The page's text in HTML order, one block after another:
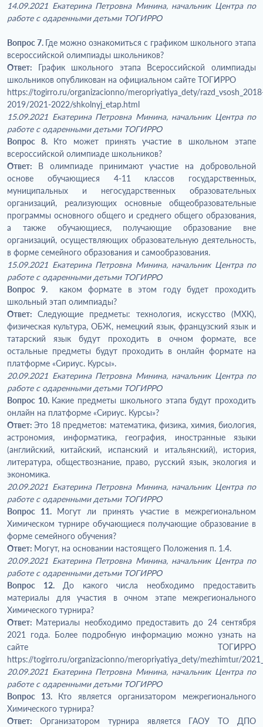
14.09.2021 Екатерина Петровна Минина, начальник Центра по
работе с одаренными детьми ТОГИРРО
Вопрос 7. Где можно ознакомиться с графиком школьного этапа
всероссийской олимпиады школьников?
Ответ: График школьного этапа Всероссийской олимпиады
школьников опубликован на официальном сайте ТОГИРРО
https://togirro.ru/organizacionno/meropriyatiya_dety/
2019/2021-2022/shkolnyj_etap.html
15.09.2021 Екатерина Петровна Минина, начальник Центра по
работе с одаренными детьми ТОГИРРО
Вопрос 8. Кто может принять участие в школьном этапе
всероссийской олимпиаде школьников?
Ответ: В олимпиаде принимают участие на добровольной
основе обучающиеся 4-11 классов государственных,
муниципальных и негосударственных образовательных
организаций, реализующих основные общеобразовательные
программы основного общего и среднего общего образования,
а также обучающиеся, получающие образование вне
организаций, осуществляющих образовательную деятельность,
в форме семейного образования и самообразования.
15.09.2021 Екатерина Петровна Минина, начальник Центра по
работе с одаренными детьми ТОГИРРО
Вопрос 9.
каком формате в этом году будет проходить
школьный этап олимпиады?
Ответ: Следующие предметы: технология, искусство (МХК),
физическая культура, ОБЖ, немецкий язык, французский язык и
татарский язык будут проходить в очном формате, все
остальные предметы будут проходить в онлайн формате на
платформе «Сириус. Курсы».
20.09.2021 Екатерина Петровна Минина, начальник Центра по
работе с одаренными детьми ТОГИРРО
Вопрос 10. Какие предметы школьного этапа будут проходить
онлайн на платформе «Сириус. Курсы»?
Ответ:Это 18 предметов: математика, физика, химия, биология,
астрономия, информатика, география, иностранные языки
(английский, китайский, испанский и итальянский), история,
литература, обществознание, право, русский язык, экология и
экономика.
20.09.2021 Екатерина Петровна Минина, начальник Центра по
работе с одаренными детьми ТОГИРРО
Вопрос 11. Могут ли принять участие в межрегиональном
Химическом турнире обучающиеся получающие образование в
форме семейного обучения?
Ответ: Могут, на основании настоящего Положения п. 1.4.
20.09.2021 Екатерина Петровна Минина, начальник Центра по
работе с одаренными детьми ТОГИРРО
Вопрос 12. До какого числа необходимо предоставить
материалы для участия в очном этапе межрегионального
Химического турнира?
Ответ: Материалы необходимо предоставить до 24 сентября
2021 года. Более подробную информацию можно узнать на
сайте ТОГИРРО
https://togirro.ru/organizacionno/meropriyatiya_dety/mezhimtur/
20.09.2021 Екатерина Петровна Минина, начальник Центра по
работе с одаренными детьми ТОГИРРО
Вопрос 13. Кто является организатором межрегионального
Химического турнира?
Ответ: Организатором турнира является ГАОУ ТО ДПО